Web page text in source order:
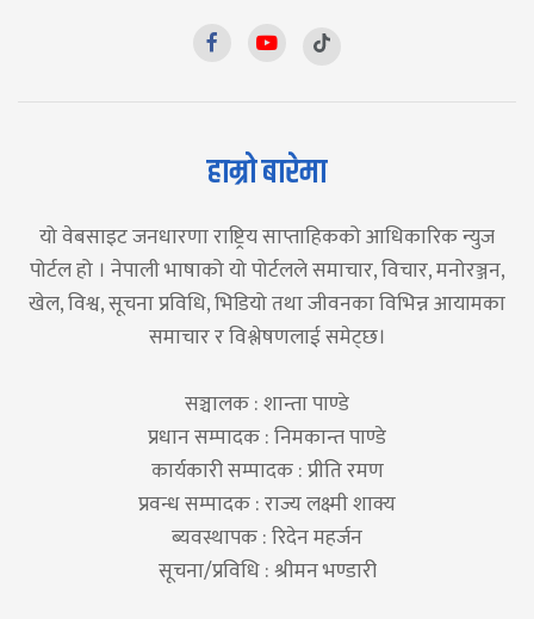
हाम्रो बारेमा
यो वेबसाइट जनधारणा राष्ट्रिय साप्ताहिकको आधिकारिक न्युज
पोर्टल हो । नेपाली भाषाको यो पोर्टलले समाचार, विचार, मनोरञ्जन,
खेल, विश्व, सूचना प्रविधि, भिडियो तथा जीवनका विभिन्न आयामका
समाचार र विश्लेषणलाई समेट्छ।
सञ्चालक : शान्ता पाण्डे
प्रधान सम्पादक : निमकान्त पाण्डे
कार्यकारी सम्पादक : प्रीति रमण
प्रवन्ध सम्पादक : राज्य लक्ष्मी शाक्य
ब्यवस्थापक : रिदेन महर्जन
सूचना/प्रविधि : श्रीमन भण्डारी